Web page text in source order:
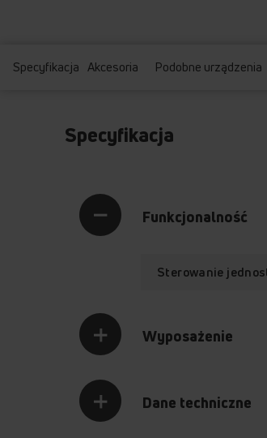
Specyfikacja Akcesoria Podobne urządzenia
Specyfikacja
Funkcjonalność
Sterowanie
Wyposażenie
Dane techniczne